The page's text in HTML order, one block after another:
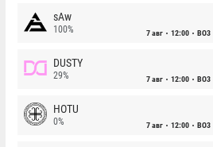
sAw
100% 7 авг 12:00 BO3
DUSTY
29% 7 авг 12:00 BO3
HOTU
0% 7 авг 12:00 BO3